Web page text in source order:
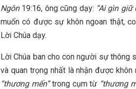
Ngôn19:16, ông cũng dạy: “Ai gìn
muốn có được sự khôn ngoan thật,
Lời Chúa dạy.
Lời Chúa ban cho con người sự thông
và quan trọng nhất là nhận được
“thương mến”trong cụm từ “thương